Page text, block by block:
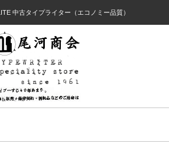
中古タイプライター（エコノミー品質）